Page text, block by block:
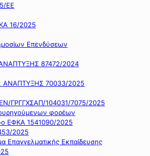
ΕΕ
16/2025
Επενδύσεων
87472/2024
ΑΝΑΠΤΥΞΗΣ 70033/2025
ΓΡΓΓΧΣΑΠ/104031/7075/2025
φορέων
ΕΦΚΑ 1541090/2025
2025
Επαγγελματικής Εκπαίδευσης